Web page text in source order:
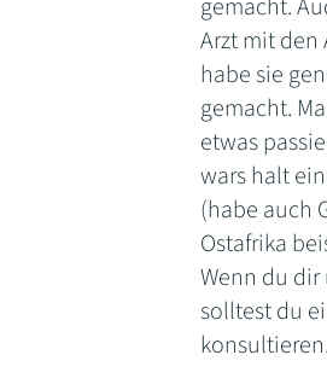
gemacht.
Arzt mit den
habe sie
gemacht.
etwas
wars halt
(habe auch
Ostafrika
Wenn du
solltest du
konsultieren.